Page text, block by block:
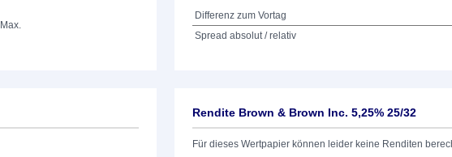
Max.
Differenz zum Vortag
Spread absolut / relativ
Rendite Brown & Brown Inc. 5,25% 25/32
Für dieses Wertpapier können leider keine Renditen